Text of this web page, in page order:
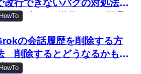
改行できないバグの対処法
を押すと送信される不具
HowTo
の会話履歴を削除する方
削除するとどうなるかも解
HowTo